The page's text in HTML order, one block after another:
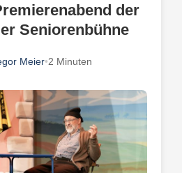
der
Seniorenbühne
Meier•2 Minuten